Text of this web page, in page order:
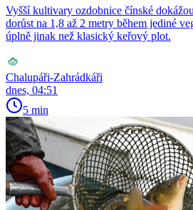
Vyšší kultivary ozdobnice čínské
dorůst na 1,8 až 2 metry během jediné
úplně jinak než klasický keřový plot.
Chalupáři-Zahrádkáři
dnes, 04:51
5 min